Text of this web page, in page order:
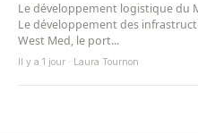
Le développement logistique du
Le développement des
West Med, le port...
Il y a 1 jour · Laura Tournon